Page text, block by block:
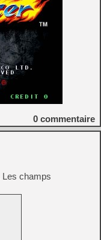
0 commentaire
Les champs